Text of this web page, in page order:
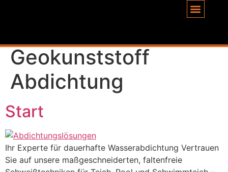
Geokunststoff
Abdichtung
Start
Ihr Experte für dauerhafte Wasserabdichtung Vertrauen
Sie auf unsere maßgeschneiderten, faltenfreie